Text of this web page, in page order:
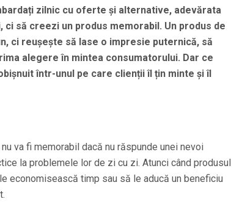
zilnic cu oferte și alternative, adevărata
ci să creezi un produs memorabil. Un produs de
ci reușește să lase o impresie puternică, să
alegere în mintea consumatorului. Dar ce
într-unul pe care clienții îl țin minte și îl
va fi memorabil dacă nu răspunde unei nevoi
la problemele lor de zi cu zi. Atunci când produsul
economisească timp sau să le aducă un beneficiu